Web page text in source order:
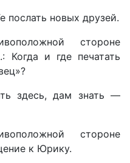
послать новых друзей.
стороне
Когда и где печатать
здесь, дам знать —
стороне
к Юрику.